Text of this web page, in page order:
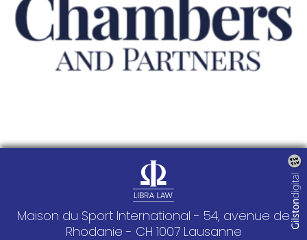
Maison du Sport International - 54, avenue de
Rhodanie - CH 1007 Lausanne